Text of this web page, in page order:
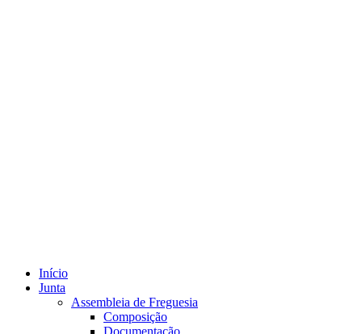
Início
Junta
Assembleia de Freguesia
Composição
Documentação